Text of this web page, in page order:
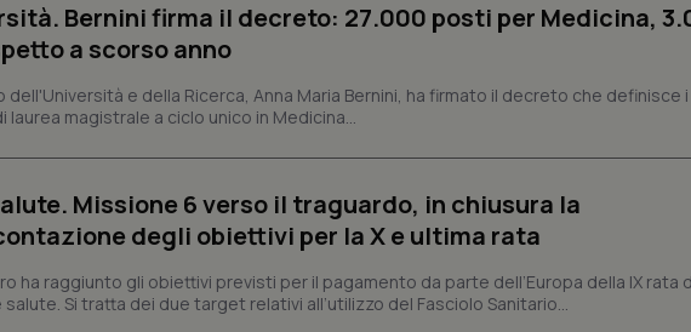
Bernini firma il decreto: 27.000 posti per Medicina,
a scorso anno
dell'Università e della Ricerca, Anna Maria Bernini, ha firmato il decreto che definisce
magistrale a ciclo unico in Medicina...
Missione 6 verso il traguardo, in chiusura la
degli obiettivi per la X e ultima rata
ha raggiunto gli obiettivi previsti per il pagamento da parte dell’Europa della IX rata
salute. Si tratta dei due target relativi all’utilizzo del Fasciolo Sanitario...
impostazioni sulla privacy,
preferenze siano onorate nelle
www.quotidianosanita.it
settimane
Script.com per ricordare le
sui cookie dei visitatori. È
2 giorni
tracking-sites-ironfish-
www.quotidianosanita.it
4
2 giorni
Questo cookie è impostato
_ga
Google LLC
1 anno 1
Questo nome di cookie è